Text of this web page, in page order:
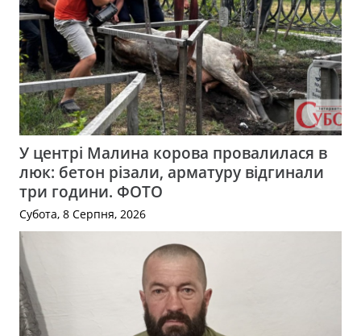
У центрі Малина корова провалилася в
люк: бетон різали, арматуру відгинали
три години. ФОТО
Субота, 8 Серпня, 2026